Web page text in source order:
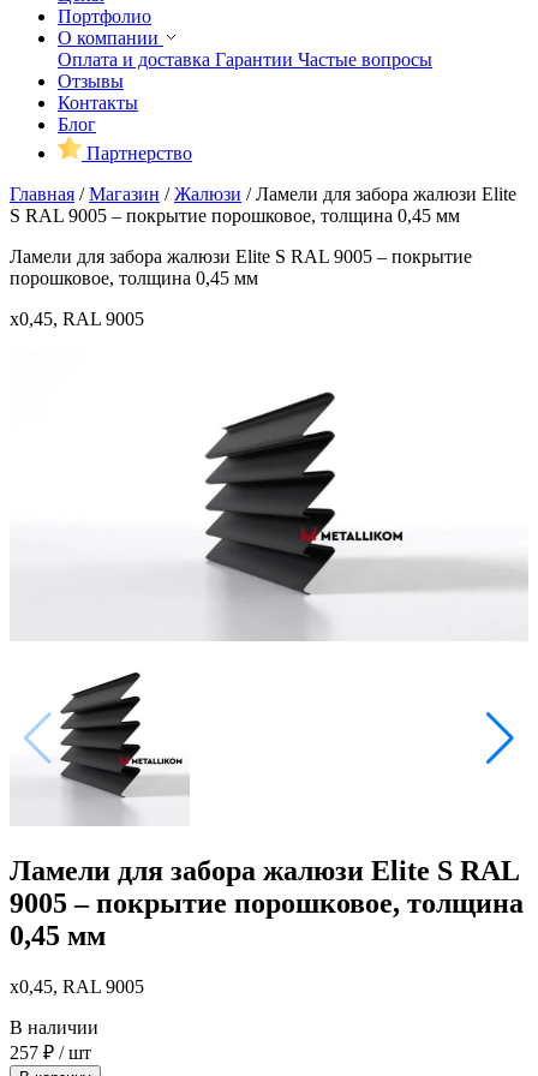
Портфолио
О компании
Оплата и доставка Гарантии Частые вопросы
Отзывы
Контакты
Блог
Партнерство
Главная /Магазин /Жалюзи /Ламели для забора жалюзи Elite
S RAL 9005 – покрытие порошковое, толщина 0,45 мм
Ламели для забора жалюзи Elite S RAL 9005 – покрытие
порошковое, толщина 0,45 мм
x0,45, RAL 9005
Ламели для забора жалюзи Elite S RAL
9005 – покрытие порошковое, толщина
0,45 мм
x0,45, RAL 9005
В наличии
257 ₽ / шт